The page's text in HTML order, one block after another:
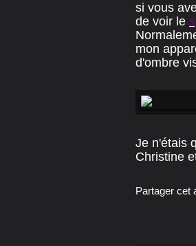
si vous
de voir le
mon
d'ombre
Je n'étais
Christine
Partager cet